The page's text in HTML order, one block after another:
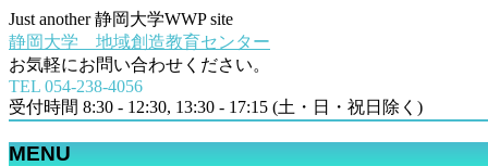
Just another 静岡大学WWP site
静岡大学 地域創造教育センター
お気軽にお問い合わせください。
TEL 054‐238-4056
受付時間 8:30 - 12:30, 13:30 - 17:15 (土・日・祝日除く)
MENU